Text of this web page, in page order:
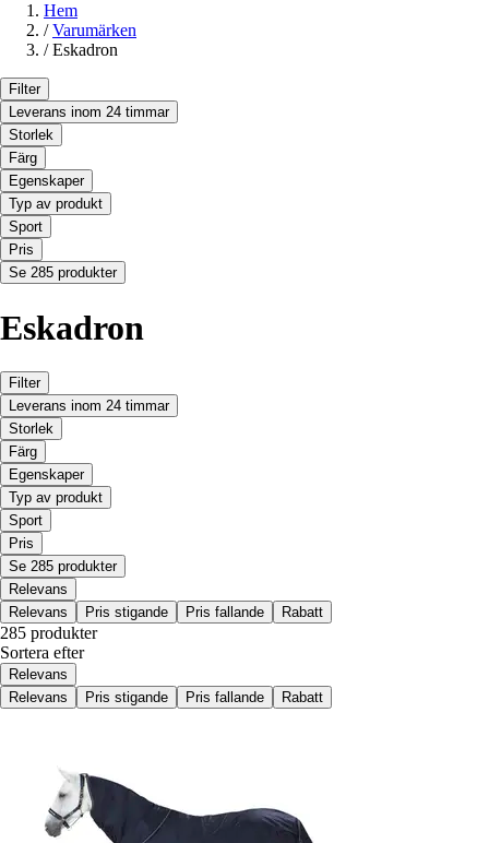
Hem
/ Varumärken
/ Eskadron
Filter
Leverans inom 24 timmar
Storlek
Färg
Egenskaper
Typ av produkt
Sport
Pris
Se 285 produkter
Eskadron
Filter
Leverans inom 24 timmar
Storlek
Färg
Egenskaper
Typ av produkt
Sport
Pris
Se 285 produkter
Relevans
Relevans
Pris stigande Pris fallande Rabatt
285 produkter
Sortera efter
Relevans
Relevans
Pris stigande Pris fallande Rabatt